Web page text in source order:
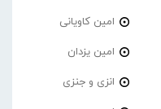
امین کاویانی
امین یزدان
انزی و جنزی